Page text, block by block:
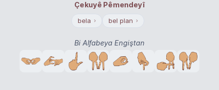
Çekuyê Pêmendeyî
bela › bel plan ›
Bi Alfabeya Engiştan